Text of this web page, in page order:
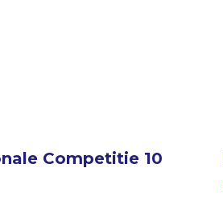
Competitie 10